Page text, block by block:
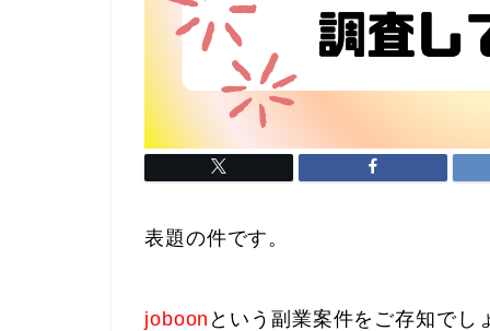
表題の件です。
joboon という副業案件をご存知でし